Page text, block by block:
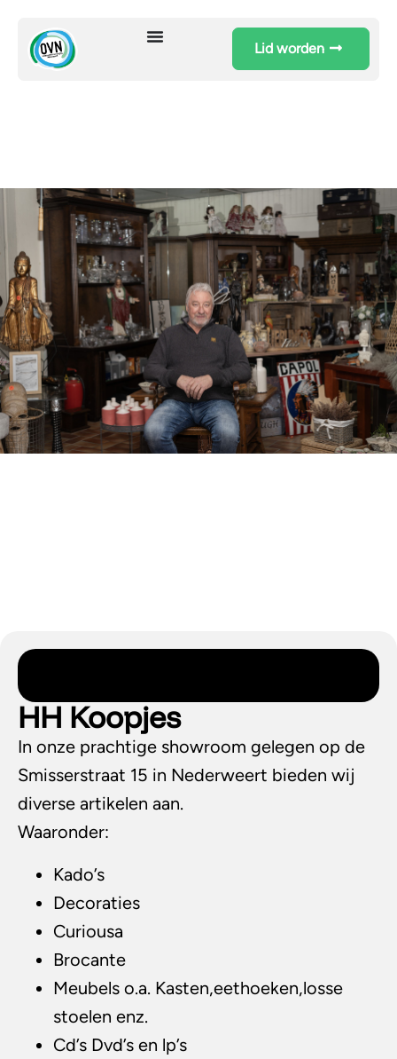
Lid worden
HH Koopjes
In onze prachtige showroom gelegen op de
Smisserstraat 15 in Nederweert bieden wij
diverse artikelen aan.
Waaronder:
Kado’s
Decoraties
Curiousa
Brocante
Meubels o.a. Kasten,eethoeken,losse
stoelen enz.
Cd’s Dvd’s en lp’s